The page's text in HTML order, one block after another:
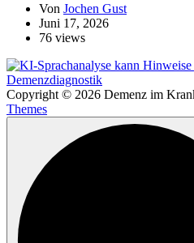
Von Jochen Gust
Juni 17, 2026
76 views
Copyright © 2026 Demenz im
Themes